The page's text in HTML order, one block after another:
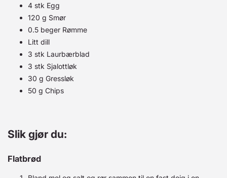
4 stk Egg
120 g Smør
0.5 beger Rømme
Litt dill
3 stk Laurbærblad
3 stk Sjalottløk
30 g Gressløk
50 g Chips
Slik gjør du:
Flatbrød